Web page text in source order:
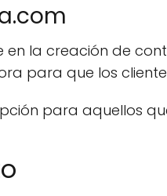
la creación de
para que los
para aquellos